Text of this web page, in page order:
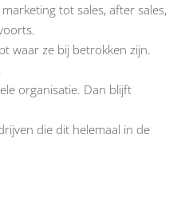
tot sales, after sales,
waar ze bij betrokken zijn.
organisatie. Dan blijft
die dit helemaal in de